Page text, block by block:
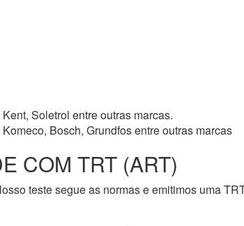
Soletrol entre outras marcas.
Bosch, Grundfos entre outras marcas
COM TRT (ART)
teste segue as normas e emitimos uma